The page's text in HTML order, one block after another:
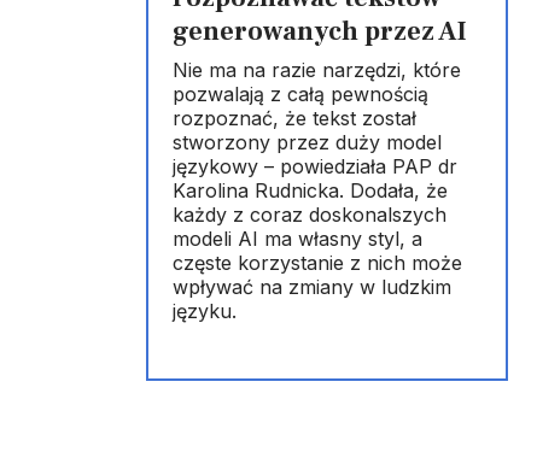
generowanych przez AI
Nie ma na razie narzędzi, które
pozwalają z całą pewnością
rozpoznać, że tekst został
stworzony przez duży model
językowy – powiedziała PAP dr
Karolina Rudnicka. Dodała, że
każdy z coraz doskonalszych
modeli AI ma własny styl, a
częste korzystanie z nich może
wpływać na zmiany w ludzkim
języku.